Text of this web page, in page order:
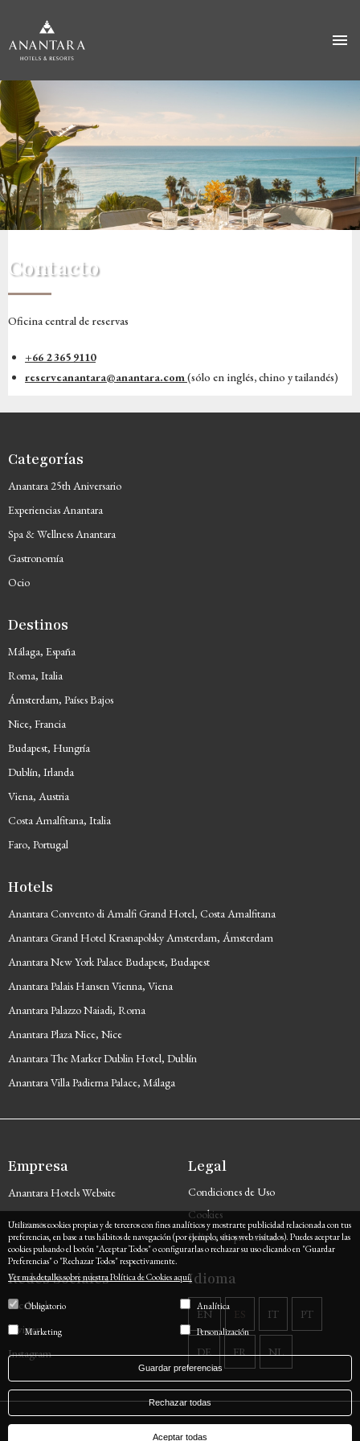
Utilizamos cookies propias y de terceros con fines analíticos y mostrarte publicidad relacionada con tus
preferencias, en base a tus hábitos de navegación (por ejemplo, sitios web visitados). Puedes aceptar las
cookies pulsando el botón "Aceptar Todos" o configurarlas o rechazar su uso clicando en "Guardar
Preferencias" o "Rechazar Todos" respectivamente.
Ver mas detalles sobre nuestra Política de Cookies aquí.
Obligatorio Analítica
Marketing Personalización
Guardar preferencias
Rechazar todas
Aceptar todas
Pasar
al
contenido
principal
Contacto
Oficina central de reservas
+66 2 365 9110
reserveanantara@anantara.com(sólo en inglés, chino y tailandés)
Categorías
Anantara 25th Aniversario
Experiencias Anantara
Spa & Wellness Anantara
Gastronomía
Ocio
Destinos
Málaga, España
Roma, Italia
Ámsterdam, Países Bajos
Nice, Francia
Budapest, Hungría
Dublín, Irlanda
Viena, Austria
Costa Amalfitana, Italia
Faro, Portugal
Hotels
Anantara Convento di Amalfi Grand Hotel, Costa Amalfitana
Anantara Grand Hotel Krasnapolsky Amsterdam, Ámsterdam
Anantara New York Palace Budapest, Budapest
Anantara Palais Hansen Vienna, Viena
Anantara Palazzo Naiadi, Roma
Anantara Plaza Nice, Nice
Anantara The Marker Dublin Hotel, Dublín
Anantara Villa Padierna Palace, Málaga
Empresa
Anantara Hotels Website
Contacto
Legal
Condiciones de Uso
Cookies
Política de privacidad
Redes Sociales
Facebook
Twitter
Instagram
Idioma
EN ES IT PT
DE FR NL